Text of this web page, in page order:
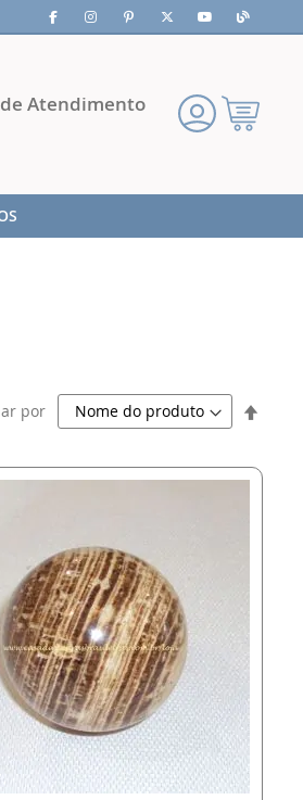
Meu
Carrinho
Atendimento
por